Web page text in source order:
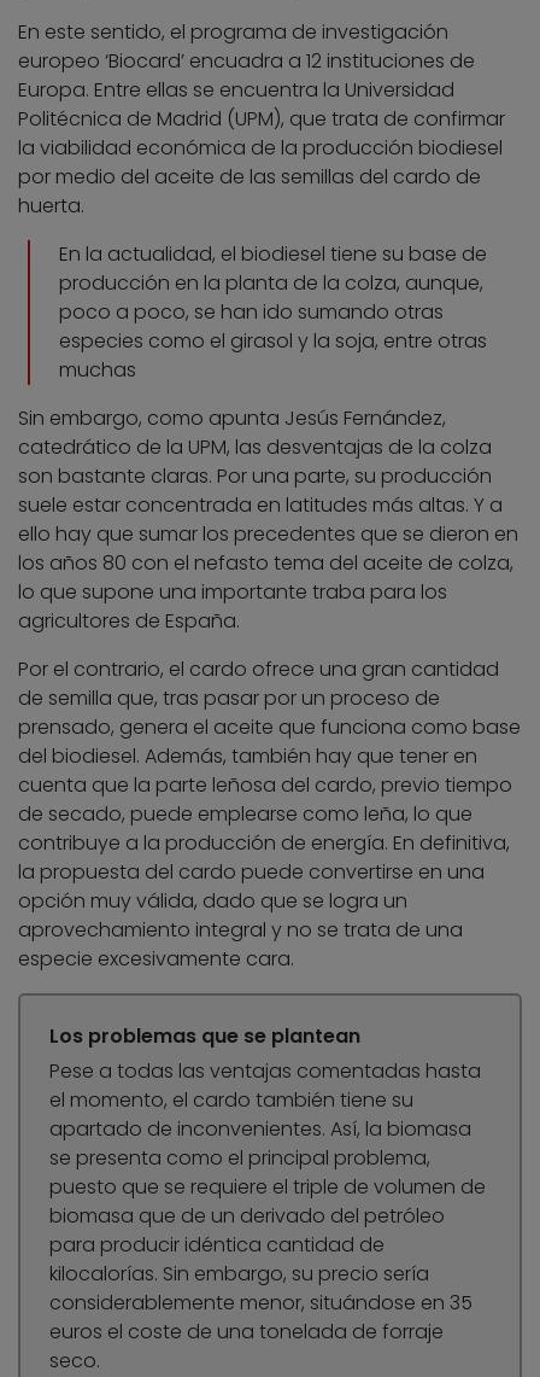
En este sentido, el programa de investigación
europeo ‘Biocard’ encuadra a 12 instituciones de
Europa. Entre ellas se encuentra la Universidad
Politécnica de Madrid (UPM), que trata de confirmar
la viabilidad económica de la producción biodiesel
por medio del aceite de las semillas del cardo de
huerta.
En la actualidad, el biodiesel tiene su base de
producción en la planta de la colza, aunque,
poco a poco, se han ido sumando otras
especies como el girasol y la soja, entre otras
muchas
Sin embargo, como apunta Jesús Fernández,
catedrático de la UPM, las desventajas de la colza
son bastante claras. Por una parte, su producción
suele estar concentrada en latitudes más altas. Y a
ello hay que sumar los precedentes que se dieron en
los años 80 con el nefasto tema del aceite de colza,
lo que supone una importante traba para los
agricultores de España.
Por el contrario, el cardo ofrece una gran cantidad
de semilla que, tras pasar por un proceso de
prensado, genera el aceite que funciona como base
del biodiesel. Además, también hay que tener en
cuenta que la parte leñosa del cardo, previo tiempo
de secado, puede emplearse como leña, lo que
contribuye a la producción de energía. En definitiva,
la propuesta del cardo puede convertirse en una
opción muy válida, dado que se logra un
aprovechamiento integral y no se trata de una
especie excesivamente cara.
Los problemas que se plantean
Pese a todas las ventajas comentadas hasta
el momento, el cardo también tiene su
apartado de inconvenientes. Así, la biomasa
se presenta como el principal problema,
puesto que se requiere el triple de volumen de
biomasa que de un derivado del petróleo
para producir idéntica cantidad de
kilocalorías. Sin embargo, su precio sería
considerablemente menor, situándose en 35
euros el coste de una tonelada de forraje
seco.